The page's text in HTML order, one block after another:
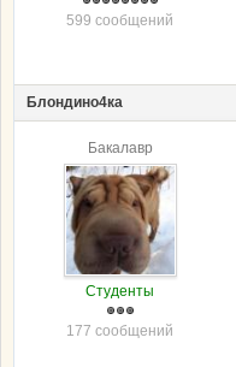
599 сообщений
Блондино4ка
Бакалавр
Студенты
177 сообщений